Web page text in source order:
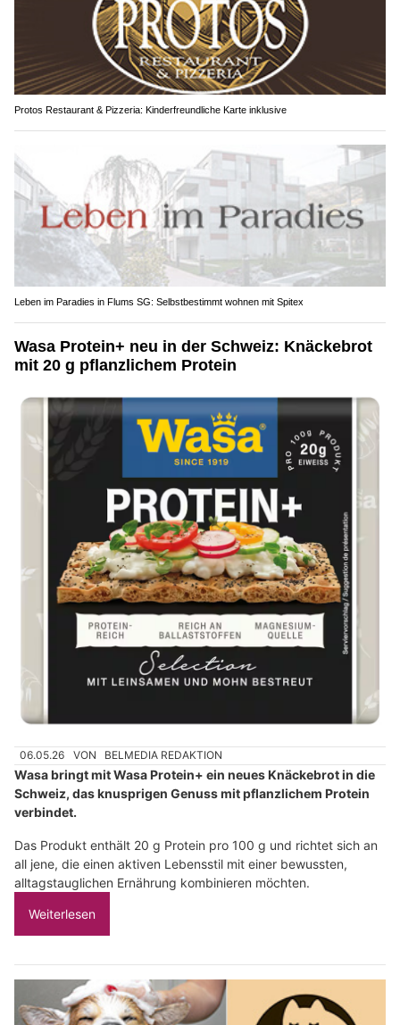
Protos Restaurant & Pizzeria: Kinderfreundliche Karte inklusive
Leben im Paradies in Flums SG: Selbstbestimmt wohnen mit Spitex
Wasa Protein+ neu in der Schweiz: Knäckebrot
mit 20 g pflanzlichem Protein
06.05.26 VON BELMEDIA REDAKTION
Wasa bringt mit Wasa Protein+ ein neues Knäckebrot in die
Schweiz, das knusprigen Genuss mit pflanzlichem Protein
verbindet.
Das Produkt enthält 20 g Protein pro 100 g und richtet sich an
all jene, die einen aktiven Lebensstil mit einer bewussten,
alltagstauglichen Ernährung kombinieren möchten.
Weiterlesen